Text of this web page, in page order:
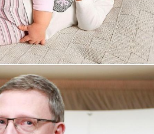
проект